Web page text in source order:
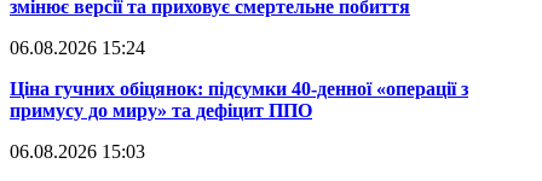
змінює версії та приховує смертельне побиття
06.08.2026 15:24
​Ціна гучних обіцянок: підсумки 40-денної «операції з
примусу до миру» та дефіцит ППО
06.08.2026 15:03